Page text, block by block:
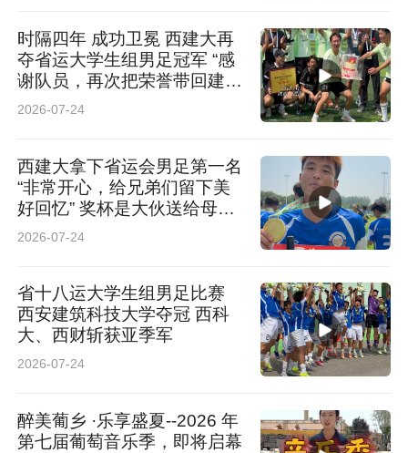
时隔四年 成功卫冕 西建大再
夺省运大学生组男足冠军 “感
谢队员，再次把荣誉带回建
大”
2026-07-24
西建大拿下省运会男足第一名
“非常开心，给兄弟们留下美
好回忆” 奖杯是大伙送给母校
校庆的礼物
2026-07-24
省十八运大学生组男足比赛
西安建筑科技大学夺冠 西科
大、西财斩获亚季军
2026-07-24
醉美葡乡 ·乐享盛夏--2026 年
第七届葡萄音乐季，即将启幕